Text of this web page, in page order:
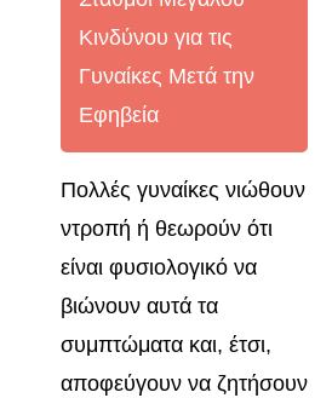
Κινδύνου για τις
Γυναίκες Μετά την
Εφηβεία
Πολλές γυναίκες νιώθουν
ντροπή ή θεωρούν ότι
είναι φυσιολογικό να
βιώνουν αυτά τα
συμπτώματα και, έτσι,
αποφεύγουν να ζητήσουν